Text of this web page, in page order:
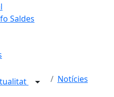
Saldes
Notícies